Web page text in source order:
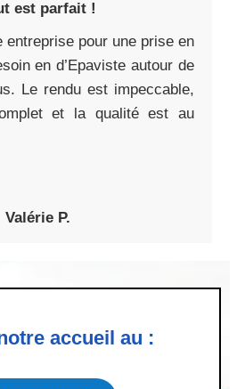
est parfait !
entreprise pour une prise en
en d’Epaviste autour de
Le rendu est impeccable,
et la qualité est au
Valérie P.
accueil au :